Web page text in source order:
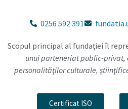
0256 592 391
Scopul principal al fundaţiei îl
unui parteneriat public-privat,
personalităţilor culturale,
Certificat ISO